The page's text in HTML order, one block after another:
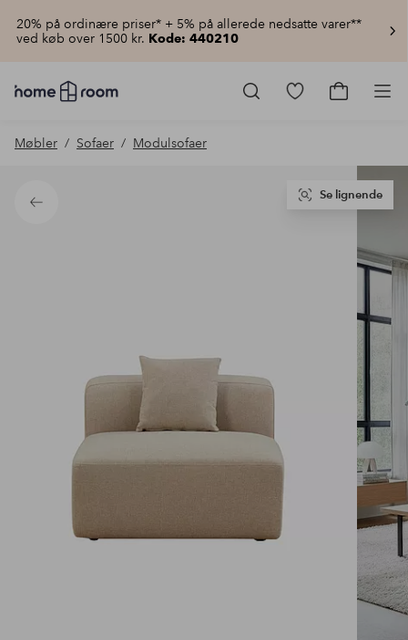
20% på ordinære priser* + 5% på allerede nedsatte varer**
ved køb over 1500 kr. Kode: 440210
Homeroom
–
hjemmet
pris
Gå
Gå
Møbler Sofaer Modulsofaer
Tilbage
Se lignende